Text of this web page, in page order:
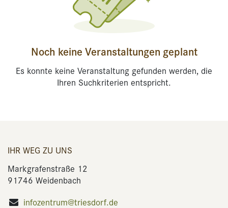
Noch keine Veranstaltungen geplant
Es konnte keine Veranstaltung gefunden werden, die
Ihren Suchkriterien entspricht.
IHR WEG ZU UNS
Markgrafenstraße 12
91746 Weidenbach
infozentrum@triesdorf.de